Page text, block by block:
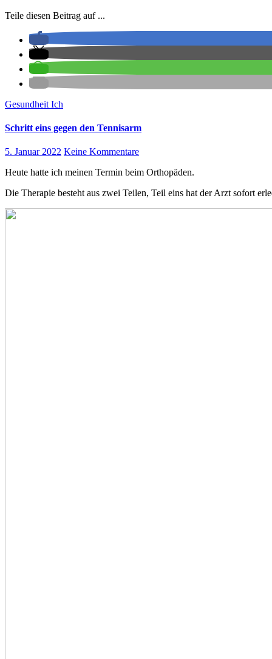
Teile diesen Beitrag auf ...
Gesundheit Ich
Schritt eins gegen den Tennisarm
5. Januar 2022 Keine Kommentare
Heute hatte ich meinen Termin beim Orthopäden.
Die Therapie besteht aus zwei Teilen, Teil eins hat der Arzt sofort